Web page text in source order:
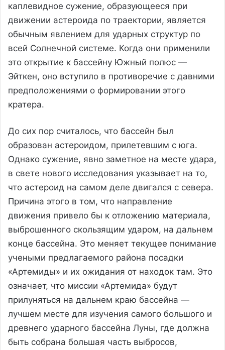
каплевидное сужение, образующееся при
движении астероида по траектории, является
обычным явлением для ударных структур по
всей Солнечной системе. Когда они применили
это открытие к бассейну Южный полюс —
Эйткен, оно вступило в противоречие с давними
предположениями о формировании этого
кратера.
До сих пор считалось, что бассейн был
образован астероидом, прилетевшим с юга.
Однако сужение, явно заметное на месте удара,
в свете нового исследования указывает на то,
что астероид на самом деле двигался с севера.
Причина этого в том, что направление
движения привело бы к отложению материала,
выброшенного скользящим ударом, на дальнем
конце бассейна. Это меняет текущее понимание
учеными предлагаемого района посадки
«Артемиды» и их ожидания от находок там. Это
означает, что миссии «Артемида» будут
прилуняться на дальнем краю бассейна —
лучшем месте для изучения самого большого и
древнего ударного бассейна Луны, где должна
быть собрана большая часть выбросов,